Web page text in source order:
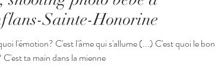
Sainte-Honorine
l'émotion? C'est l'âme qui s'allume (...) C'est quoi le bon
C'est ta main dans la mienne